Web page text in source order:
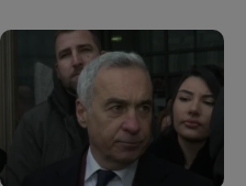
neagă informațiile că
avioanele ucrainene din
apropierea dronei ar fi
fost încărcate cu muniție